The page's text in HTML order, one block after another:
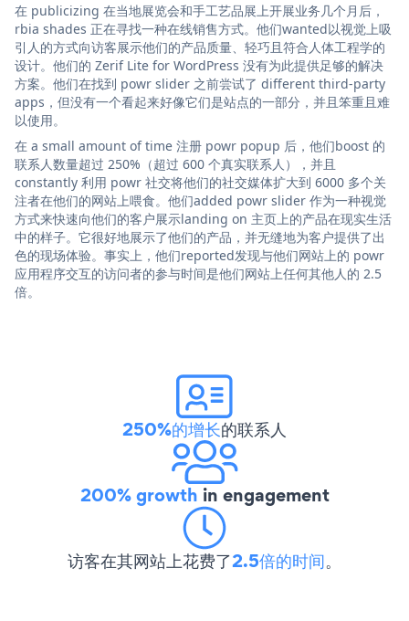
在 publicizing 在当地展览会和手工艺品展上开展业务几个月后，
rbia shades 正在寻找一种在线销售方式。他们wanted以视觉上吸
引人的方式向访客展示他们的产品质量、轻巧且符合人体工程学的
设计。他们的 Zerif Lite for WordPress 没有为此提供足够的解决
方案。他们在找到 powr slider 之前尝试了 different third-party
apps，但没有一个看起来好像它们是站点的一部分，并且笨重且难
以使用。
在 a small amount of time 注册 powr popup 后，他们boost 的
联系人数量超过 250%（超过 600 个真实联系人），并且
constantly 利用 powr 社交将他们的社交媒体扩大到 6000 多个关
注者在他们的网站上喂食。他们added powr slider 作为一种视觉
方式来快速向他们的客户展示landing on 主页上的产品在现实生活
中的样子。它很好地展示了他们的产品，并无缝地为客户提供了出
色的现场体验。事实上，他们reported发现与他们网站上的 powr
应用程序交互的访问者的参与时间是他们网站上任何其他人的 2.5
倍。
250%的增长的联系人
200% growth in engagement
访客在其网站上花费了2.5倍的时间。